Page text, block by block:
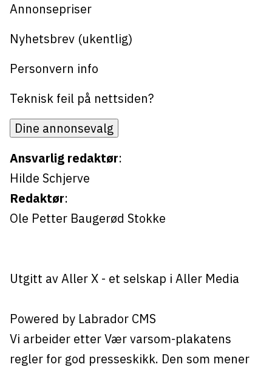
Bli firmapartner
Annonsepriser
Nyhetsbrev (ukentlig)
Personvern info
Teknisk feil på nettsiden?
Dine annonsevalg
Ansvarlig redaktør:
Hilde Schjerve
Redaktør:
Ole Petter Baugerød Stokke
Utgitt av Aller X- et selskap i Aller Media
Powered by Labrador CMS
Vi arbeider etter Vær varsom-plakatens
regler for god presseskikk. Den som mener